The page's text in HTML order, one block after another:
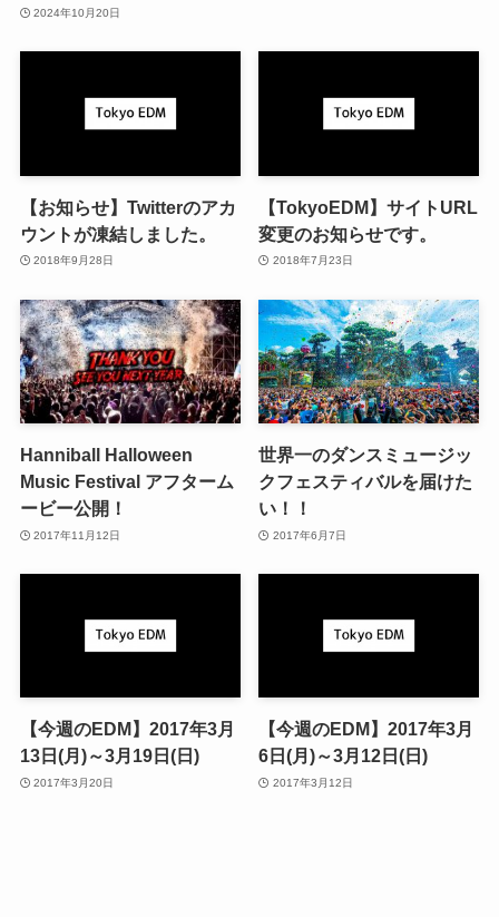
2024年10月20日
【お知らせ】Twitterのアカ
ウントが凍結しました。
2018年9月28日
【TokyoEDM】サイトURL
変更のお知らせです。
2018年7月23日
Hanniball Halloween
Music Festival アフターム
ービー公開！
2017年11月12日
世界一のダンスミュージッ
クフェスティバルを届けた
い！！
2017年6月7日
【今週のEDM】2017年3月
13日(月)～3月19日(日)
2017年3月20日
【今週のEDM】2017年3月
6日(月)～3月12日(日)
2017年3月12日